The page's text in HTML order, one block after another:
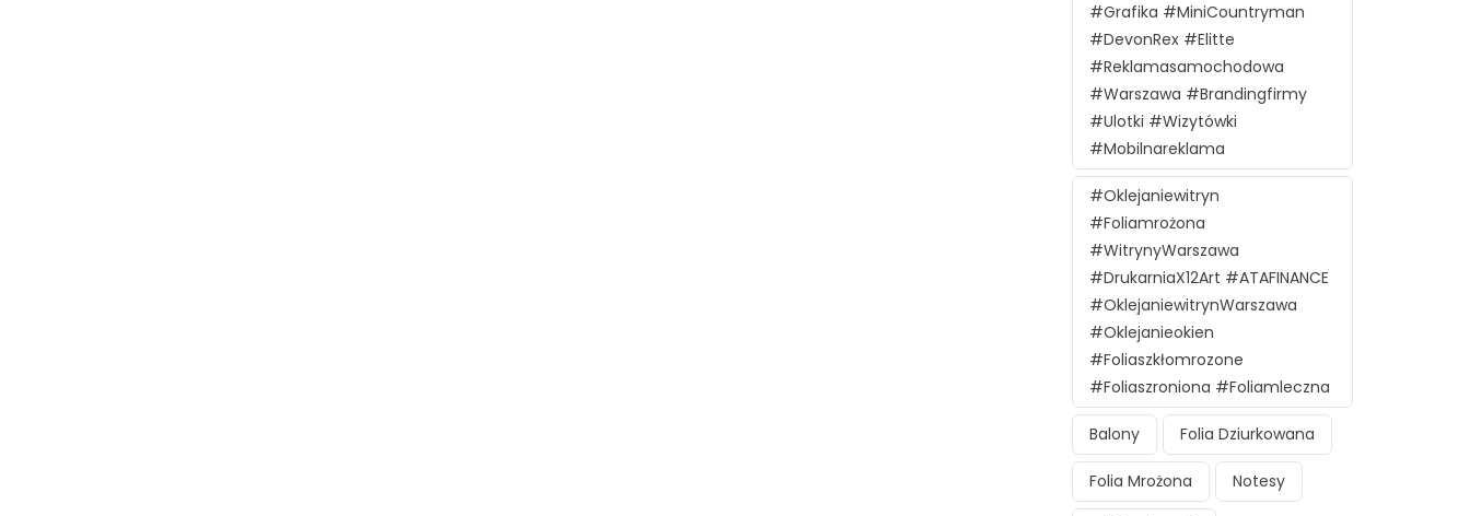
#grafika #MiniCountryman
#DevonRex #Elitte
#reklamasamochodowa
#Warszawa #brandingfirmy
#ulotki #wizytówki
#mobilnareklama
#oklejaniewitryn
#foliamrożona
#witrynyWarszawa
#DrukarniaX12Art #ATAFINANCE
#oklejaniewitrynWarszawa
#oklejanieokien
#foliaszkłomrozone
#foliaszroniona #foliamleczna
Balony Folia Dziurkowana
Folia Mrożona Notesy